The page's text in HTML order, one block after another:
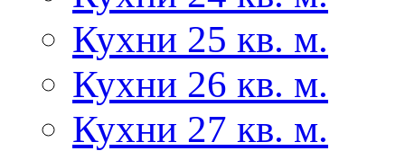
Кухни 25 кв. м.
Кухни 26 кв. м.
Кухни 27 кв. м.